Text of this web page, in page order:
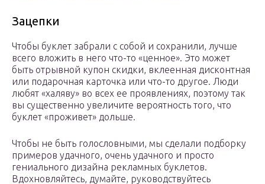
Зацепки
Чтобы буклет забрали с собой и сохранили, лучше
всего вложить в него что-то «ценное». Это может
быть отрывной купон скидки, вклеенная дисконтная
или подарочная карточка или что-то другое. Люди
любят «халяву» во всех ее проявлениях, поэтому так
вы существенно увеличите вероятность того, что
буклет «проживет» дольше.
Чтобы не быть голословными, мы сделали подборку
примеров удачного, очень удачного и просто
гениального дизайна рекламных буклетов.
Вдохновляйтесь, думайте, руководствуйтесь